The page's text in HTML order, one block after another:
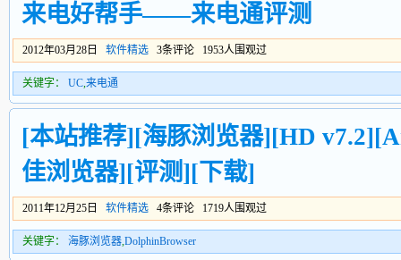
来电好帮手——来电通评测
2012年03月28日 软件精选 3条评论 1953人围观过
关键字： UC,来电通
[本站推荐][海豚浏览器][HD
佳浏览器][评测][下载]
2011年12月25日 软件精选 4条评论 1719人围观过
关键字： 海豚浏览器,DolphinBrowser